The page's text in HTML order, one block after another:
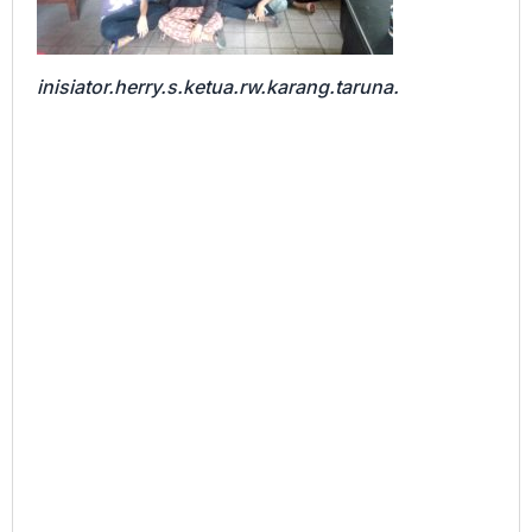
inisiator.herry.s.ketua.rw.karang.taruna.